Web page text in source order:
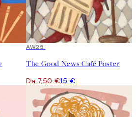
50%*
AW25
The Good News Café Poster
Da 7,50 €15 €